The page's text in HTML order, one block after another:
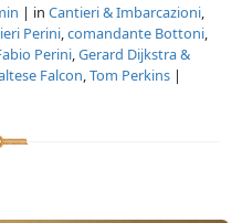
| in Cantieri & Imbarcazioni,
Perini,comandante Bottoni,
Perini,Gerard Dijkstra &
Falcon,Tom Perkins |